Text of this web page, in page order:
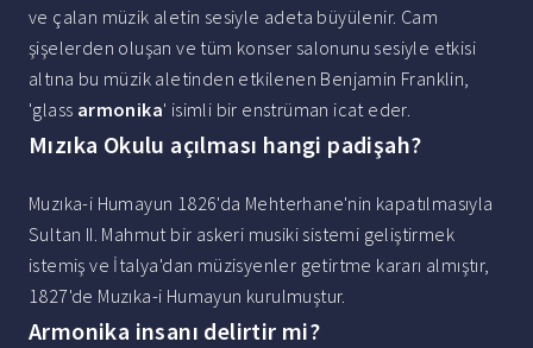
ve çalan müzik aletin sesiyle adeta büyülenir. Cam
şişelerden oluşan ve tüm konser salonunu sesiyle etkisi
altına bu müzik aletinden etkilenen Benjamin Franklin,
'glass armonika' isimli bir enstrüman icat eder.
Mızıka Okulu açılması hangi padişah?
Muzıka-i Humayun 1826'da Mehterhane'nin kapatılmasıyla
Sultan II. Mahmut bir askeri musiki sistemi geliştirmek
istemiş ve İtalya'dan müzisyenler getirtme kararı almıştır,
1827'de Muzıka-i Humayun kurulmuştur.
Armonika insanı delirtir mi?